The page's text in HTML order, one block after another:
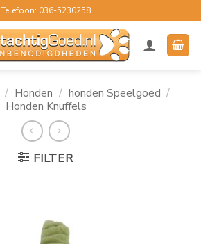
Telefoon: 036-5230258
/ Honden / honden Speelgoed /
Honden Knuffels
FILTER